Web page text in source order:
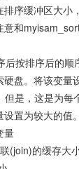
序缓冲区大小
和
按排序后的顺
盘。将该变量
但是，这是为每
置为较大的值
量
(join)的缓存大